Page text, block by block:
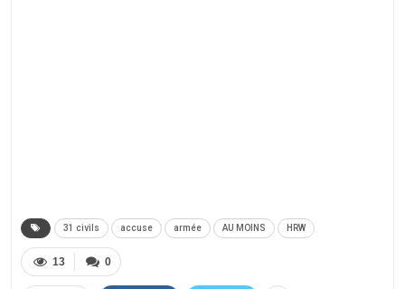
31 civils accuse armée AU MOINS HRW
0
13